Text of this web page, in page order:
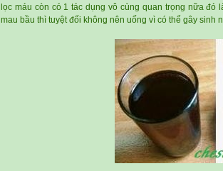
lọc máu còn có 1 tác dụng vô cùng quan trọng nữa
mau bầu thì tuyệt đối không nên uống vì có thể gây sinh